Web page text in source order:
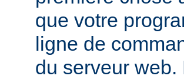
que votre
ligne de
du serveur